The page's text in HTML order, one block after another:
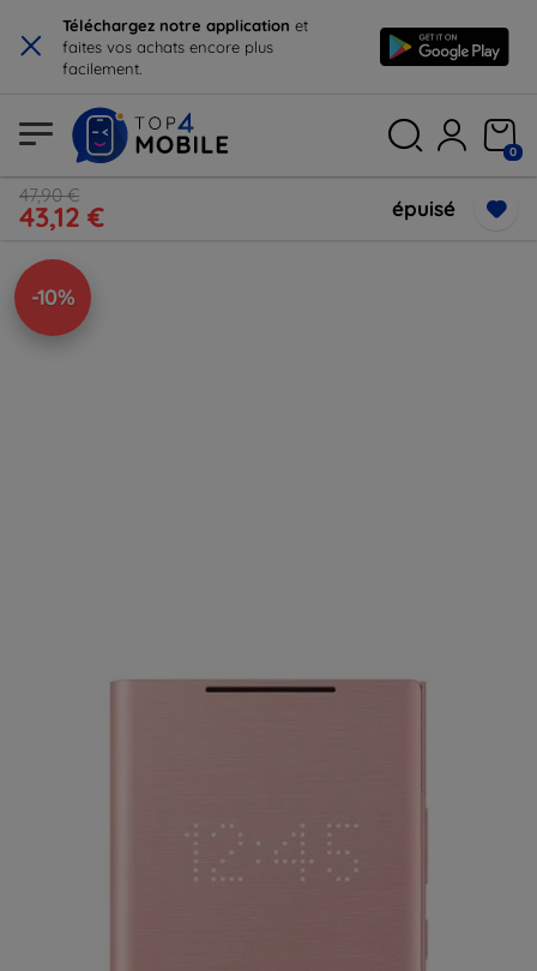
× Téléchargez notre application et
faites vos achats encore plus
facilement.
0
47,90 €
43,12 € épuisé
-10%